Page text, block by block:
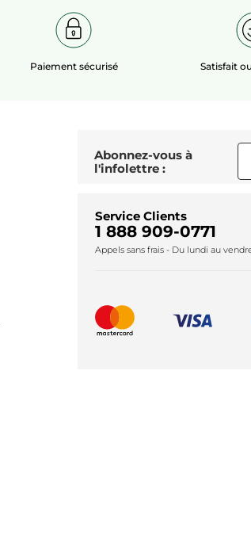
Paiement sécurisé Satisfait
Abonnez-vous à
l'infolettre :
Service Clients
1 888 909-0771
Appels sans frais - Du lundi au